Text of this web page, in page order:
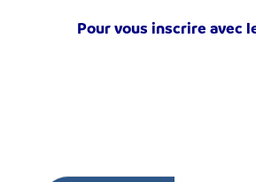
Pour vous inscrire avec